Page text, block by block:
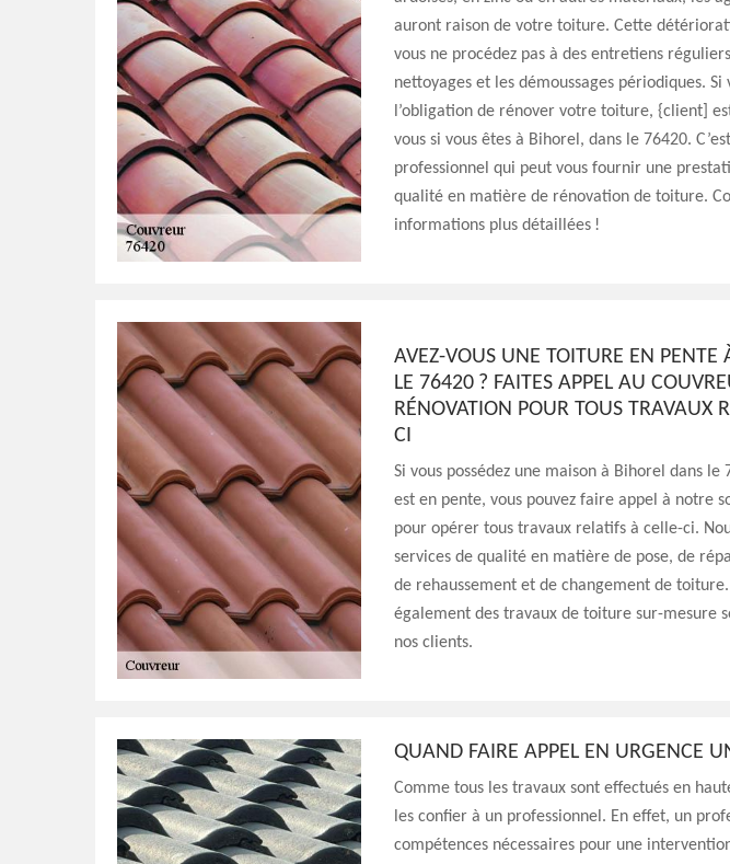
auront raison de votre toiture. Cette
vous ne procédez pas à des entretiens
nettoyages et les démoussages périodiques. Si
l’obligation de rénover votre toiture, {client]
vous si vous êtes à Bihorel, dans le 76420.
professionnel qui peut vous fournir une
qualité en matière de rénovation de toiture.
informations plus détaillées !
AVEZ-VOUS UNE TOITURE EN PENTE
LE 76420 ? FAITES APPEL AU
RÉNOVATION POUR TOUS TRAVAUX
CI
Si vous possédez une maison à Bihorel dans
est en pente, vous pouvez faire appel à notre
pour opérer tous travaux relatifs à celle-ci.
services de qualité en matière de pose, de
de rehaussement et de changement de
également des travaux de toiture sur-mesure
nos clients.
QUAND FAIRE APPEL EN URGENCE
Comme tous les travaux sont effectués en
les confier à un professionnel. En effet, un
compétences nécessaires pour une